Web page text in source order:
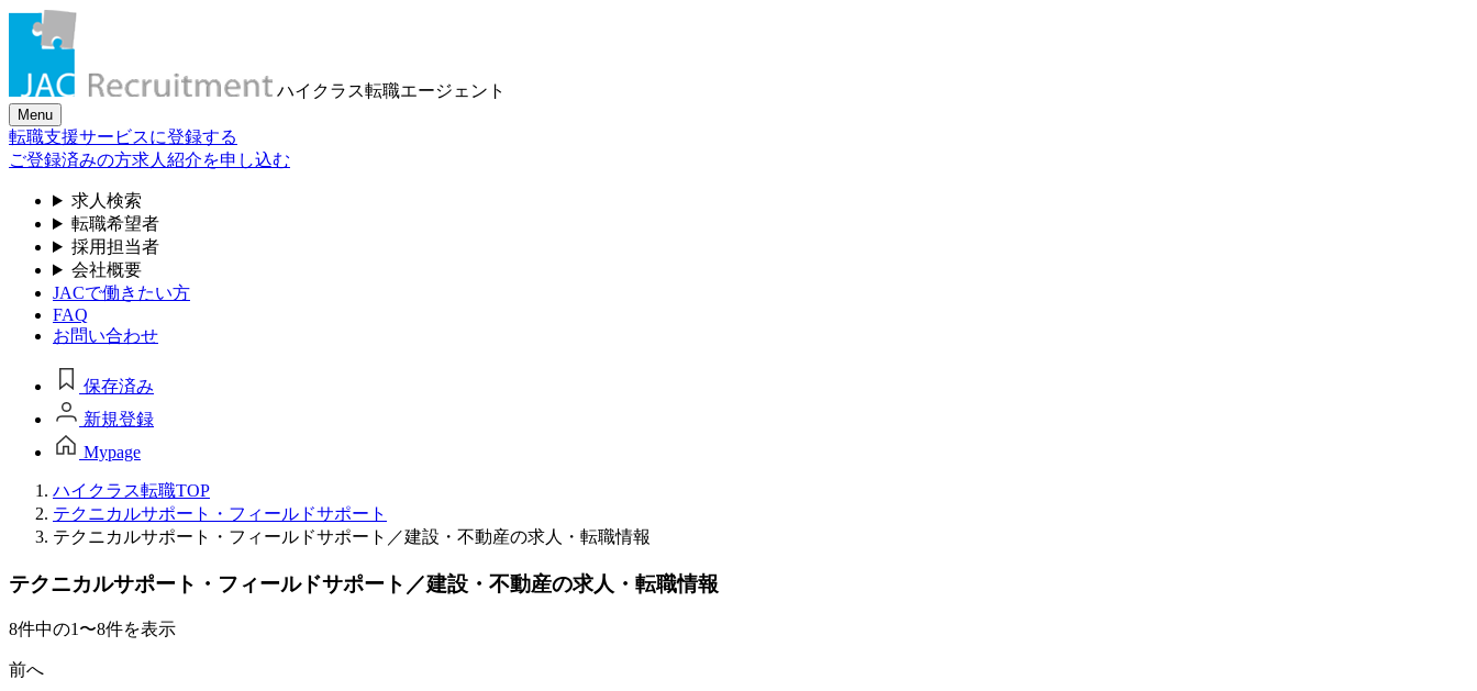
ハイクラス転職エージェント
Menu
転職支援サービスに登録する
ご登録済みの方求人紹介を申し込む
求人検索
転職希望者
採用担当者
会社概要
JACで働きたい方
FAQ
お問い合わせ
保存済み
新規登録
Mypage
ハイクラス転職TOP
テクニカルサポート・フィールドサポート
テクニカルサポート・フィールドサポート／建設・不動産の求人・転職情報
テクニカルサポート・フィールドサポート／建設・不動産の求人・転職情報
8件中の1〜8件を表示
前へ